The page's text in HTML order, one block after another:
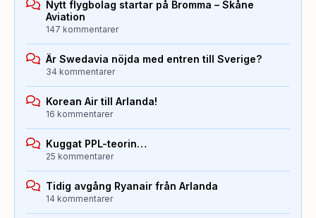
Nytt flygbolag startar på Bromma – Skåne
Aviation
147 kommentarer
Är Swedavia nöjda med entren till Sverige?
34 kommentarer
Korean Air till Arlanda!
16 kommentarer
Kuggat PPL-teorin…
25 kommentarer
Tidig avgång Ryanair från Arlanda
14 kommentarer